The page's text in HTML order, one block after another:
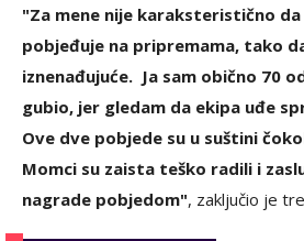
"Za mene nije karaksteristično
pobjeđuje na pripremama, tako
iznenađujuće. Ja sam obično 70
gubio, jer gledam da ekipa uđe
Ove dve pobjede su u suštini
Momci su zaista teško radili i
nagrade pobjedom", zaključio je